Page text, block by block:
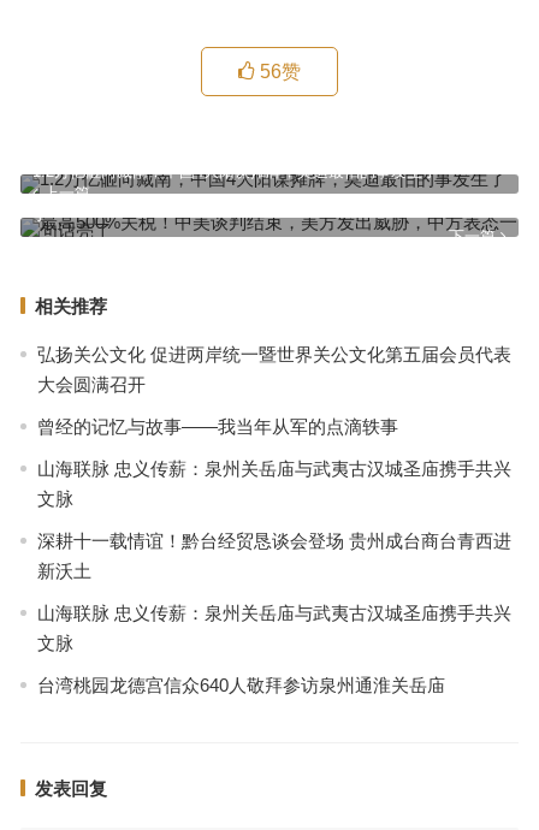
56赞
上一篇
1.2万亿砸向藏南，中国4大阳谋摊牌，莫迪最怕的事发生了
下一篇
最高500%关税！中美谈判结束，美方发出威胁，中方表态一句话亮
了
相关推荐
弘扬关公文化 促进两岸统一暨世界关公文化第五届会员代表
大会圆满召开
曾经的记忆与故事——我当年从军的点滴轶事
山海联脉 忠义传薪：泉州关岳庙与武夷古汉城圣庙携手共兴
文脉
深耕十一载情谊！黔台经贸恳谈会登场 贵州成台商台青西进
新沃土
山海联脉 忠义传薪：泉州关岳庙与武夷古汉城圣庙携手共兴
文脉
台湾桃园龙德宫信众640人敬拜参访泉州通淮关岳庙
发表回复